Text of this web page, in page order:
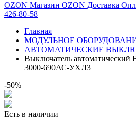
OZON Магазин OZON Доставка
426-80-58
Главная
МОДУЛЬНОЕ
АВТОМАТИЧЕСКИЕ
Выключатель автоматический
3000-690АС-УХЛ3
-50%
Есть в наличии